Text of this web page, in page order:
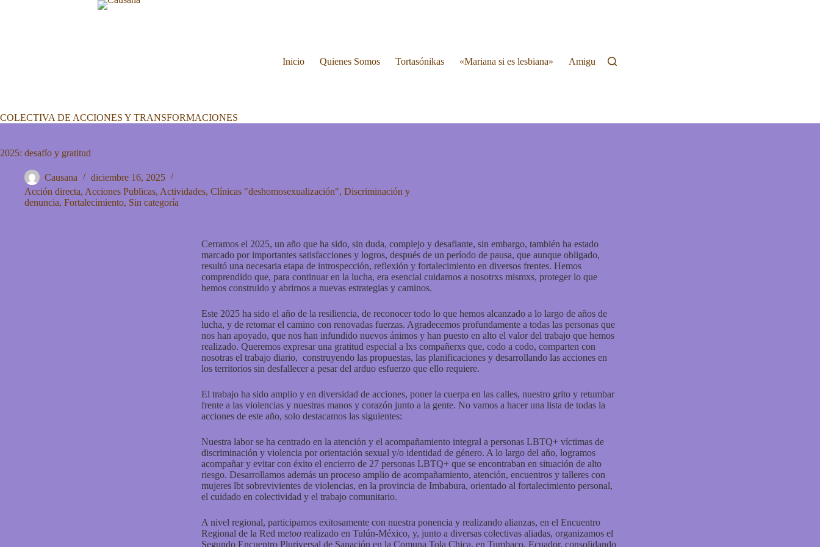
COLECTIVA DE ACCIONES Y TRANSFORMACIONES
Inicio Quienes Somos Tortasónikas «Mariana si es lesbiana» Amigue date zona
2025: desafío y gratitud
Causana
diciembre 16, 2025
Acción directa, Acciones Publicas, Actividades, Clínicas "deshomosexualización", Discriminación y
denuncia, Fortalecimiento, Sin categoría
Cerramos el 2025, un año que ha sido, sin duda, complejo y desafiante, sin embargo, también ha estado
marcado por importantes satisfacciones y logros, después de un período de pausa, que aunque obligado,
resultó una necesaria etapa de introspección, reflexión y fortalecimiento en diversos frentes. Hemos
comprendido que, para continuar en la lucha, era esencial cuidarnos a nosotrxs mismxs, proteger lo que
hemos construido y abrirnos a nuevas estrategias y caminos.
Este 2025 ha sido el año de la resiliencia, de reconocer todo lo que hemos alcanzado a lo largo de años de
lucha, y de retomar el camino con renovadas fuerzas. Agradecemos profundamente a todas las personas que
nos han apoyado, que nos han infundido nuevos ánimos y han puesto en alto el valor del trabajo que hemos
realizado. Queremos expresar una gratitud especial a lxs compañerxs que, codo a codo, comparten con
nosotras el trabajo diario, construyendo las propuestas, las planificaciones y desarrollando las acciones en
los territorios sin desfallecer a pesar del arduo esfuerzo que ello requiere.
El trabajo ha sido amplio y en diversidad de acciones, poner la cuerpa en las calles, nuestro grito y retumbar
frente a las violencias y nuestras manos y corazón junto a la gente. No vamos a hacer una lista de todas la
acciones de este año, solo destacamos las siguientes:
Nuestra labor se ha centrado en la atención y el acompañamiento integral a personas LBTQ+ víctimas de
discriminación y violencia por orientación sexual y/o identidad de género. A lo largo del año, logramos
acompañar y evitar con éxito el encierro de 27 personas LBTQ+ que se encontraban en situación de alto
riesgo. Desarrollamos además un proceso amplio de acompañamiento, atención, encuentros y talleres con
mujeres lbt sobrevivientes de violencias, en la provincia de Imbabura, orientado al fortalecimiento personal,
el cuidado en colectividad y el trabajo comunitario.
A nivel regional, participamos exitosamente con nuestra ponencia y realizando alianzas, en el Encuentro
Regional de la Red metoo realizado en Tulún-México, y, junto a diversas colectivas aliadas, organizamos el
Segundo Encuentro Pluriversal de Sanación en la Comuna Tola Chica, en Tumbaco, Ecuador, consolidando